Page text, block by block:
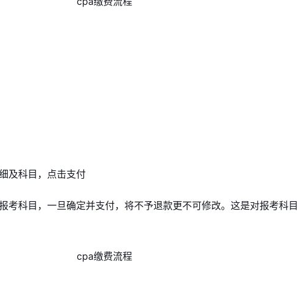
及科目，点击支付
考科目，一旦确定并支付，将不予退款更不可修改。这是对报考科目